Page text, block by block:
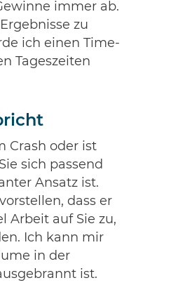
immer ab.
zu
ich einen Time-
Tageszeiten
Crash oder ist
sich passend
Ansatz ist.
dass er
Arbeit auf Sie zu,
Ich kann mir
in der
ist.